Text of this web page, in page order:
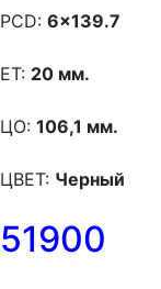
PCD: 6x139.7
ET: 20 мм.
ЦО: 106,1 мм.
ЦВЕТ: Черный
51900